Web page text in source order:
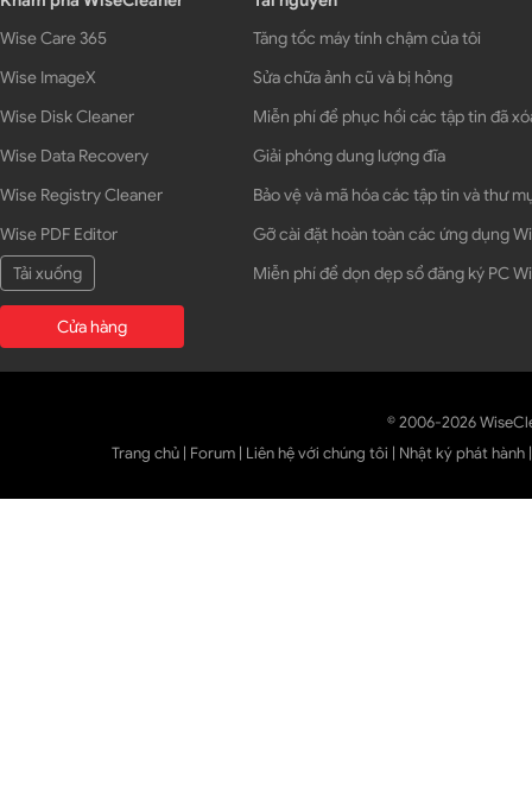
Wise Care 365
Wise ImageX
Wise Disk Cleaner
Wise Data Recovery
Wise Registry Cleaner
Wise PDF Editor
Tải xuống
Cửa hàng
Tăng tốc máy tính chậm của tôi
Sửa chữa ảnh cũ và bị hỏng
Miễn phí để phục hồi các tập tin đã
Giải phóng dung lượng đĩa
Bảo vệ và mã hóa các tập tin và thư
Gỡ cài đặt hoàn toàn các ứng dụng
Miễn phí để dọn dẹp sổ đăng ký PC
© 2006-2026
Trang chủ | Forum | Liên hệ với chúng tôi | Nhật ký phát hành